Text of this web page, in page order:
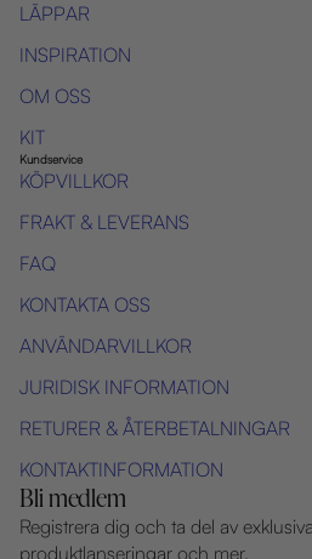
LÄPPAR
INSPIRATION
OM OSS
KIT
Kundservice
KÖPVILLKOR
FRAKT & LEVERANS
FAQ
KONTAKTA OSS
ANVÄNDARVILLKOR
JURIDISK INFORMATION
RETURER & ÅTERBETALNINGAR
KONTAKTINFORMATION
Bli medlem
Registrera dig och ta del av
produktlanseringar och mer.